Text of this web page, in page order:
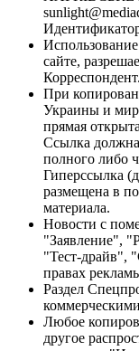
сайте,
При
Украины и
прямая
Ссылка
полного либо
Гиперссылка
размещена в
материала.
Новости с
"Заявление",
"Тест-драйв",
правах
Раздел
Любое
другое